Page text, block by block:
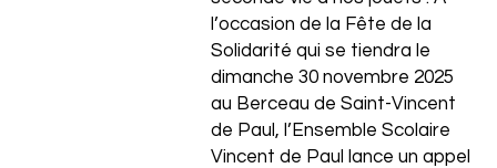
l’occasion de la Fête de la
Solidarité qui se tiendra le
dimanche 30 novembre 2025
au Berceau de Saint-Vincent
de Paul, l’Ensemble Scolaire
Vincent de Paul lance un appel